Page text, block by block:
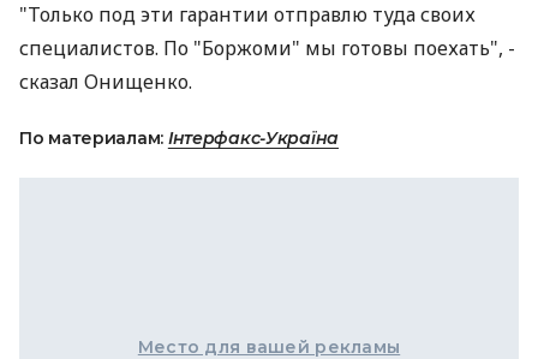
"Только под эти гарантии отправлю туда своих
специалистов. По "Боржоми" мы готовы поехать", -
сказал Онищенко.
По материалам: Інтерфакс-Україна
Место для вашей рекламы